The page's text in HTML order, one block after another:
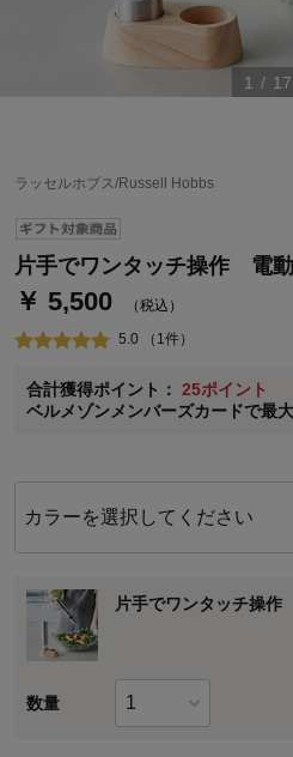
1 / 17
ラッセルホブス/Russell Hobbs
片手でワンタッチ操作 電
￥ 5,500 （税込）
5.0 （1件）
合計獲得ポイント： 25ポイント
ベルメゾンメンバーズカードで最
ベルメゾン・ポイントについて
通常商品送料無料 返品引取無料（
即時入会なら更に500円OFFクーポ
※メンバーズカードの加算ポイントはス
に対して適用されます。
カラーを選択してください
片手でワンタッチ操
数量